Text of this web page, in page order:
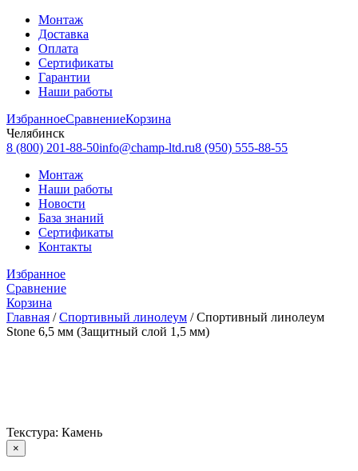
Монтаж
Доставка
Оплата
Сертификаты
Гарантии
Наши работы
ИзбранноеСравнениеКорзина
Челябинск
8 (800) 201-88-50info@champ-ltd.ru8 (950) 555-88-55
Монтаж
Наши работы
Новости
База знаний
Сертификаты
Контакты
Избранное
Сравнение
Корзина
Главная /Спортивный линолеум /Спортивный линолеум
Stone 6,5 мм (Защитный слой 1,5 мм)
Текстура: Камень
×